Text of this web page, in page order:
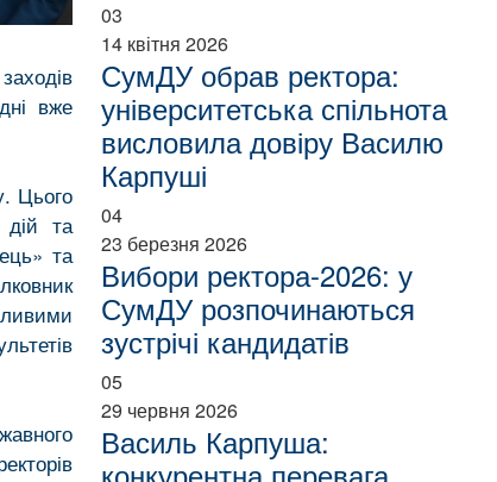
вже
Цього
та
та
03
14 квітня 2026
СумДУ обрав ректора:
університетська спільнота
висловила довіру Василю
Карпуші
04
23 березня 2026
Вибори ректора-2026: у
СумДУ розпочинаються
зустрічі кандидатів
05
29 червня 2026
Василь Карпуша: